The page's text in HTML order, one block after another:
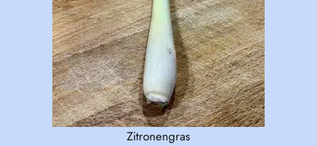
Zitronengras